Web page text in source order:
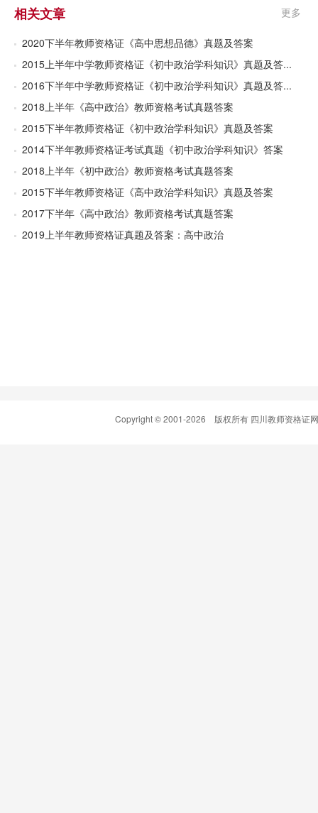
相关文章 更多
2020下半年教师资格证《高中思想品德》真题及答案
2015上半年中学教师资格证《初中政治学科知识》真题及答...
2016下半年中学教师资格证《初中政治学科知识》真题及答...
2018上半年《高中政治》教师资格考试真题答案
2015下半年教师资格证《初中政治学科知识》真题及答案
2014下半年教师资格证考试真题《初中政治学科知识》答案
2018上半年《初中政治》教师资格考试真题答案
2015下半年教师资格证《高中政治学科知识》真题及答案
2017下半年《高中政治》教师资格考试真题答案
2019上半年教师资格证真题及答案：高中政治
Copyright © 2001-2026 版权所有 四川教师资格证